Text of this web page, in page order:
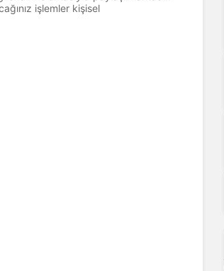
işlemler kişisel